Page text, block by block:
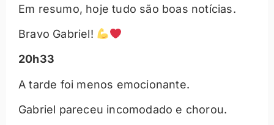
Em resumo, hoje tudo são boas notícias.
Bravo Gabriel!
20h33
A tarde foi menos emocionante.
Gabriel pareceu incomodado e chorou.